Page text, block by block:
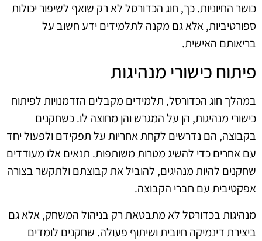
כושר החיוניות. כך, חוג הכדורסל לא רק שואף לשיפור יכולות
ספורטיביות, אלא גם מקנה לתלמידים ידע חשוב על
בריאותם האישית.
פיתוח כישורי מנהיגות
במהלך חוג הכדורסל, תלמידים מקבלים הזדמנויות לפיתוח
כישורי מנהיגות, הן על המגרש והן מחוצה לו. כשחקנים
בקבוצה, הם נדרשים לקחת אחריות על תפקידם ולפעול יחד
עם אחרים כדי להשיג מטרות משותפות. תנאים אלו מעודדים
שחקנים להיות מנהיגים, להוביל את קבוצתם ולתקשר בצורה
אפקטיבית עם חברי הקבוצה.
מנהיגות בכדורסל לא מתבטאת רק בניהול המשחק, אלא גם
ביצירת דינמיקה חיובית ושיתוף פעולה. שחקנים לומדים